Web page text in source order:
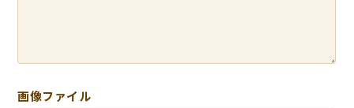
画像ファイル